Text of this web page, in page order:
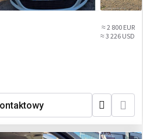
≈ 2 800 EUR
≈ 3 226 USD